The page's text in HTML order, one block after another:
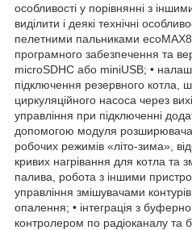
особливості у порівнянні з
виділити і деякі технічні
пелетними пальниками
програмного забезпечення та
microSDHC або miniUSB; •
підключення резервного котла,
циркуляційного насоса через
управління при підключенні
допомогою модуля розширювача
робочих режимів «літо-зима»,
кривих нагрівання для котла та
палива, робота з іншими
управління змішувачами
опалення; • інтеграція з
контролером по радіоканалу та